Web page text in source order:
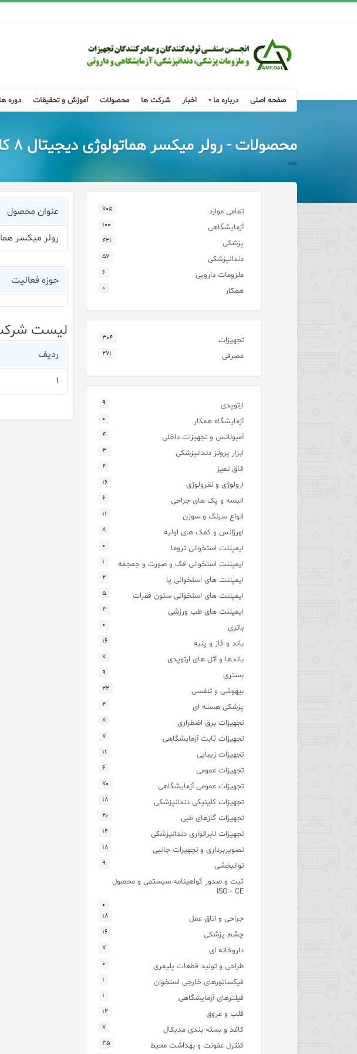
صفحه اصلی درباره ما اخبار شرکت ها محصولات آموزش و تحقیقات دوره
محصولات - رولر میکسر هماتولوژی دیجیتال ۸ کاناله
عنوان محصول
رولر میکسر
حوزه فعالیت
لیست
ردیف
۱
تمامی موارد ۷۰۵
آزمایشگاهی ۱۰۰
پزشکی ۴۲۱
دندانپزشکی ۵۷
ملزومات دارویی ۶
همکار ۰
تجهیزات ۳۰۴
مصرفی ۲۷۱
ارتوپدی ۹
آزمایشگاه همکار ۰
آمبولانس و تجهیزات داخلی ۴
ابزار پروتز دندانپزشکی ۳
اتاق تمیز ۴
ارولوژی و نفرولوژی ۱۶
البسه و پک های جراحی ۶
انواع سرنگ و سوزن ۱۱
اورژانس و کمک های اولیه ۸
ایمپلنت استخوانی تروما ۰
ایمپلنت استخوانی فک و صورت و جمجمه ۱
ایمپلنت های استخوانی پا ۲
ایمپلنت های استخوانی ستون فقرات ۵
ایمپلنت های طب ورزشی ۳
باتری ۰
باند و گاز و پنبه ۱۶
باندها و آتل های ارتوپدی ۷
بستری ۹
بیهوشی و تنفسی ۲۲
پزشکی هسته ای ۲
تجهیزات برق اضطراری ۸
تجهیزات ثابت آزمایشگاهی ۷
تجهیزات زیبایی ۱۱
تجهیزات عمومی ۶
تجهیزات عمومی آزمایشگاهی ۷۰
تجهیزات کلینیکی دندانپزشکی ۱۸
تجهیزات گازهای طبی ۲۰
تجهیزات لابراتواری دندانپزشکی ۱۴
تصویربرداری و تجهیزات جانبی ۱۸
توانبخشی ۹
ثبت و صدور گواهینامه سیستمی و محصول
ISO - CE
۰
جراحی و اتاق عمل ۱۸
چشم پزشکی ۱۶
داروخانه ای ۷
طراحی و تولید قطعات پلیمری ۰
فیکساتورهای خارجی استخوان ۱
فیلترهای آزمایشگاهی ۱
قلب و عروق ۱۲
کاغذ و بسته بندی مدیکال ۷
کنترل عفونت و بهداشت محیط ۳۵